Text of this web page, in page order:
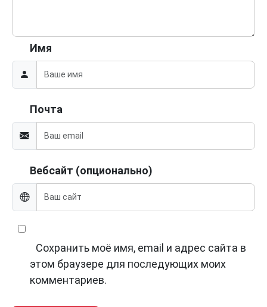
Имя
Почта
Вебсайт (опционально)
Сохранить моё имя, email и адрес сайта в
этом браузере для последующих моих
комментариев.